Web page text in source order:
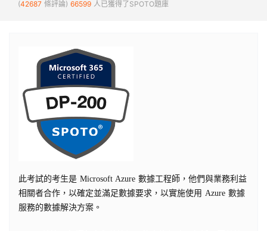
(42687 條評論) 66599 人已獲得了SPOTO題庫
此考試的考生是 Microsoft Azure 數據工程師，他們與業務利益
相關者合作，以確定並滿足數據要求，以實施使用 Azure 數據
服務的數據解決方案。